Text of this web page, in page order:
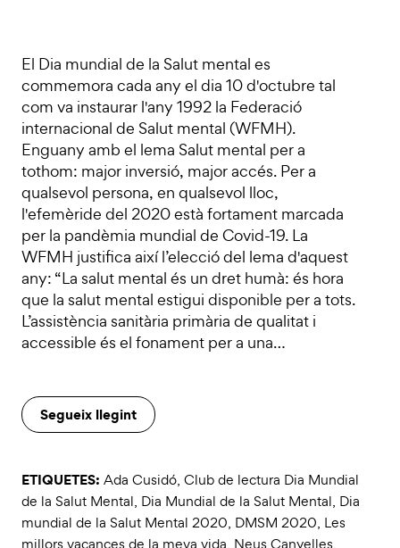
El Dia mundial de la Salut mental es
commemora cada any el dia 10 d'octubre tal
com va instaurar l'any 1992 la Federació
internacional de Salut mental (WFMH).
Enguany amb el lema Salut mental per a
tothom: major inversió, major accés. Per a
qualsevol persona, en qualsevol lloc,
l'efemèride del 2020 està fortament marcada
per la pandèmia mundial de Covid-19. La
WFMH justifica així l’elecció del lema d'aquest
any: “La salut mental és un dret humà: és hora
que la salut mental estigui disponible per a tots.
L’assistència sanitària primària de qualitat i
accessible és el fonament per a una…
Segueix llegint
ETIQUETES: Ada Cusidó, Club de lectura Dia Mundial
de la Salut Mental, Dia Mundial de la Salut Mental, Dia
mundial de la Salut Mental 2020, DMSM 2020, Les
millors vacances de la meva vida, Neus Canyelles,